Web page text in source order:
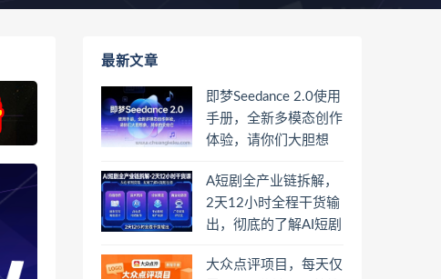
最新文章
即梦Seedance 2.0使用
手册，全新多模态创作
体验，请你们大胆想
A短剧全产业链拆解，
2天12小时全程干货输
出，彻底的了解AI短剧
大众点评项目，每天仅